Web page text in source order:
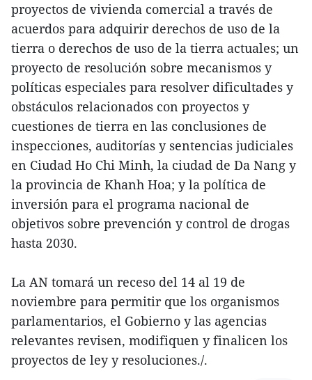
proyectos de vivienda comercial a través de
acuerdos para adquirir derechos de uso de la
tierra o derechos de uso de la tierra actuales; un
proyecto de resolución sobre mecanismos y
políticas especiales para resolver dificultades y
obstáculos relacionados con proyectos y
cuestiones de tierra en las conclusiones de
inspecciones, auditorías y sentencias judiciales
en Ciudad Ho Chi Minh, la ciudad de Da Nang y
la provincia de Khanh Hoa; y la política de
inversión para el programa nacional de
objetivos sobre prevención y control de drogas
hasta 2030.
La AN tomará un receso del 14 al 19 de
noviembre para permitir que los organismos
parlamentarios, el Gobierno y las agencias
relevantes revisen, modifiquen y finalicen los
proyectos de ley y resoluciones./.